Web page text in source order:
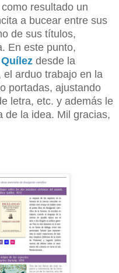
resultado un
a bucear entre sus
de sus títulos,
En este punto,
desde la
arduo trabajo en la
portadas, ajustando
letra, etc. y además le
de la idea. Mil gracias,